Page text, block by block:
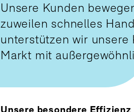
Unsere Kunden
zuweilen schnelles
unterstützen wir unsere
Markt mit
Unsere besondere